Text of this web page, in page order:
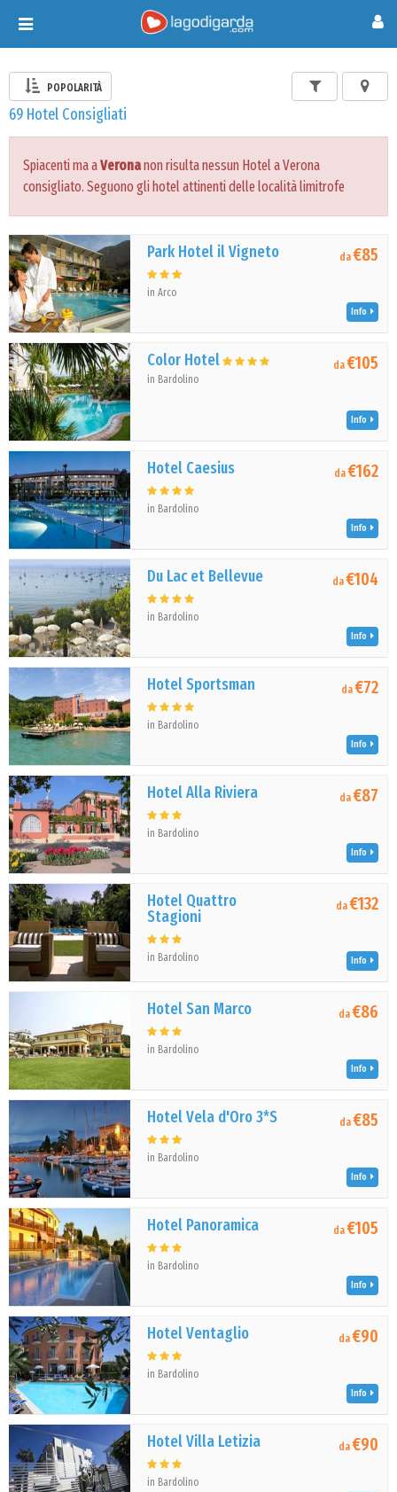
Toggle
navigation
POPOLARITÀ
69 Hotel Consigliati
Spiacenti ma aVeronanon risulta nessun Hotel a Verona
consigliato. Seguono gli hotel attinenti delle località limitrofe
Park Hotel il Vigneto
in Arco
da€85
Info
Color Hotel
in Bardolino
da€105
Info
Hotel Caesius
in Bardolino
da€162
Info
Du Lac et Bellevue
in Bardolino
da€104
Info
Hotel Sportsman
in Bardolino
da€72
Info
Hotel Alla Riviera
in Bardolino
da€87
Info
Hotel Quattro
Stagioni
in Bardolino
da€132
Info
Hotel San Marco
in Bardolino
da€86
Info
Hotel Vela d'Oro 3*S
in Bardolino
da€85
Info
Hotel Panoramica
in Bardolino
da€105
Info
Hotel Ventaglio
in Bardolino
da€90
Info
Hotel Villa Letizia
in Bardolino
da€90